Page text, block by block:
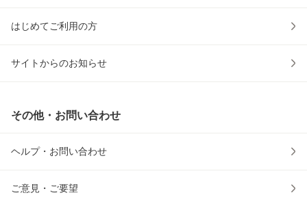
はじめてご利用の方
サイトからのお知らせ
その他・お問い合わせ
ヘルプ・お問い合わせ
ご意見・ご要望